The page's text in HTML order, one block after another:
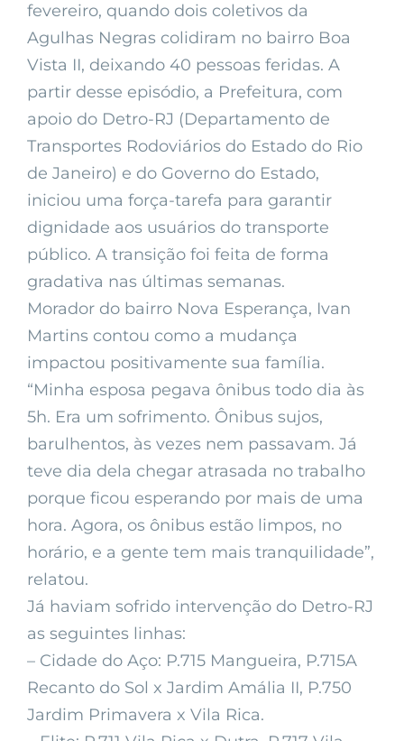
fevereiro, quando dois coletivos da
Agulhas Negras colidiram no bairro Boa
Vista II, deixando 40 pessoas feridas. A
partir desse episódio, a Prefeitura, com
apoio do Detro-RJ (Departamento de
Transportes Rodoviários do Estado do Rio
de Janeiro) e do Governo do Estado,
iniciou uma força-tarefa para garantir
dignidade aos usuários do transporte
público. A transição foi feita de forma
gradativa nas últimas semanas.
Morador do bairro Nova Esperança, Ivan
Martins contou como a mudança
impactou positivamente sua família.
“Minha esposa pegava ônibus todo dia às
5h. Era um sofrimento. Ônibus sujos,
barulhentos, às vezes nem passavam. Já
teve dia dela chegar atrasada no trabalho
porque ficou esperando por mais de uma
hora. Agora, os ônibus estão limpos, no
horário, e a gente tem mais tranquilidade”,
relatou.
Já haviam sofrido intervenção do Detro-RJ
as seguintes linhas:
– Cidade do Aço: P.715 Mangueira, P.715A
Recanto do Sol x Jardim Amália II, P.750
Jardim Primavera x Vila Rica.